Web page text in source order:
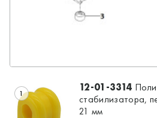
1 12-01-3314
стабилизатора,
21 мм